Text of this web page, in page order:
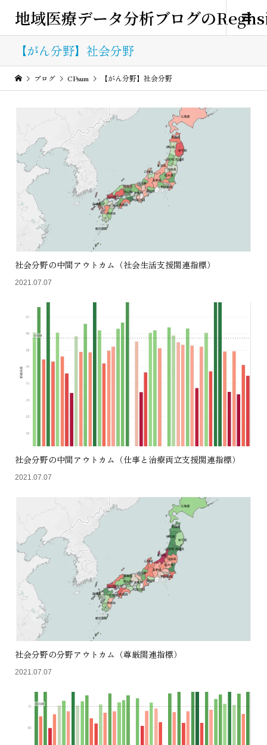
地域医療データ分析ブログの
【がん分野】社会分野
ブログ CPsum 【がん分野】社会分野
社会分野の中間アウトカム（社会生活支援関連指標）
2021.07.07
社会分野の中間アウトカム（仕事と治療両立支援関連指標）
2021.07.07
社会分野の分野アウトカム（尊厳関連指標）
2021.07.07